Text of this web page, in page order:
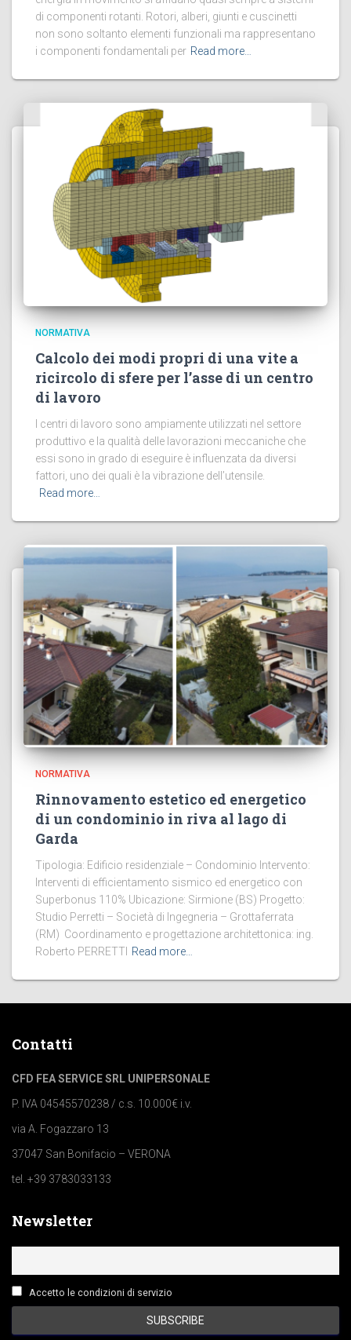
di componenti rotanti. Rotori, alberi, giunti e cuscinetti
non sono soltanto elementi funzionali ma rappresentano
i componenti fondamentali per Read more…
NORMATIVA
Calcolo dei modi propri di una vite a
ricircolo di sfere per l’asse di un centro
di lavoro
I centri di lavoro sono ampiamente utilizzati nel settore
produttivo e la qualità delle lavorazioni meccaniche che
essi sono in grado di eseguire è influenzata da diversi
fattori, uno dei quali è la vibrazione dell’utensile.
Read more…
NORMATIVA
Rinnovamento estetico ed energetico
di un condominio in riva al lago di
Garda
Tipologia: Edificio residenziale – Condominio Intervento:
Interventi di efficientamento sismico ed energetico con
Superbonus 110% Ubicazione: Sirmione (BS) Progetto:
Studio Perretti – Società di Ingegneria – Grottaferrata
(RM) Coordinamento e progettazione architettonica: ing.
Roberto PERRETTI Read more…
Contatti
CFD FEA SERVICE SRL UNIPERSONALE
P. IVA 04545570238 / c.s. 10.000€ i.v.
via A. Fogazzaro 13
37047 San Bonifacio – VERONA
tel. +39 3783033133
Newsletter
Accetto le condizioni di servizio